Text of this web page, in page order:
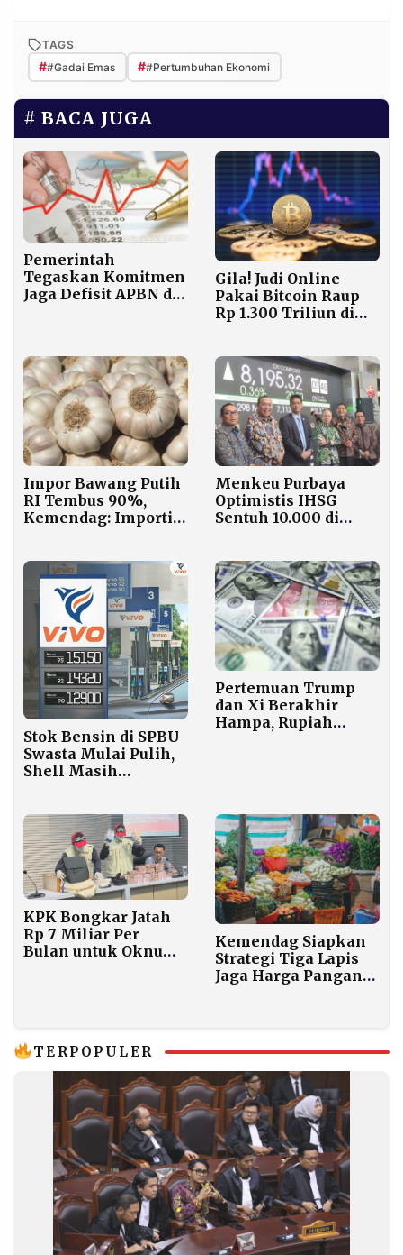
TAGS
##Gadai Emas ##Pertumbuhan Ekonomi
BACA JUGA
Pemerintah
Tegaskan Komitmen
Jaga Defisit APBN di
Gila! Judi Online
Pakai Bitcoin Raup
Rp 1.300 Triliun di
Impor Bawang Putih
RI Tembus 90%,
Kemendag: Importir
Menkeu Purbaya
Optimistis IHSG
Sentuh 10.000 di
Tumpuan
Stok Bensin di SPBU
Swasta Mulai Pulih,
Shell Masih
Pertemuan Trump
dan Xi Berakhir
Hampa, Rupiah
KPK Bongkar Jatah
Rp 7 Miliar Per
Bulan untuk Oknum
Kemendag Siapkan
Strategi Tiga Lapis
Jaga Harga Pangan
TERPOPULER